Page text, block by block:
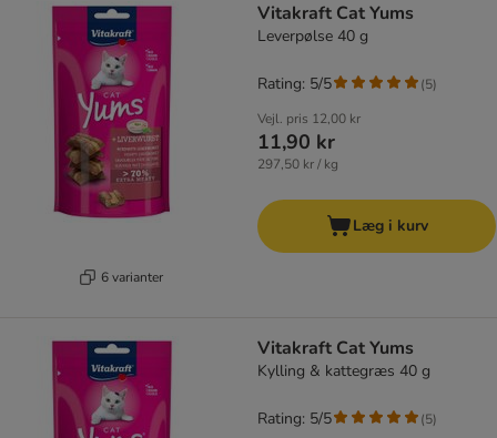
6 varianter
Vitakraft Cat Yums
Leverpølse 40 g
Vejl. pris 12,00 kr
11,90 kr
297,50 kr / kg
Rating: 5/5 (5)
Læg i kurv
Vitakraft Cat Yums
Kylling & kattegræs 40 g
Rating: 5/5 (5)